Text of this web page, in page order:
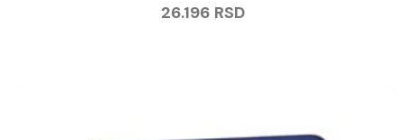
26.196 RSD